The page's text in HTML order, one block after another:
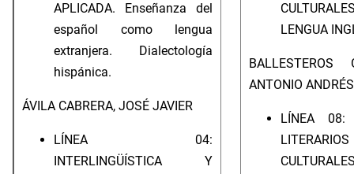
APLICADA. Enseñanza del
español como lengua
extranjera. Dialectología
hispánica.
ÁVILA CABRERA, JOSÉ JAVIER
LÍNEA 04:
INTERLINGÜÍSTICA Y
LENGUA
BALLESTEROS
ANTONIO ANDRÉS
LÍNEA 08: